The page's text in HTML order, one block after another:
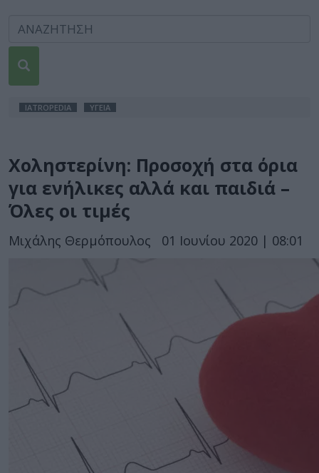
IATROPEDIA ΥΓΕΙΑ
Χοληστερίνη: Προσοχή στα όρια
για ενήλικες αλλά και παιδιά –
Όλες οι τιμές
Μιχάλης Θερμόπουλος 01 Ιουνίου 2020 | 08:01